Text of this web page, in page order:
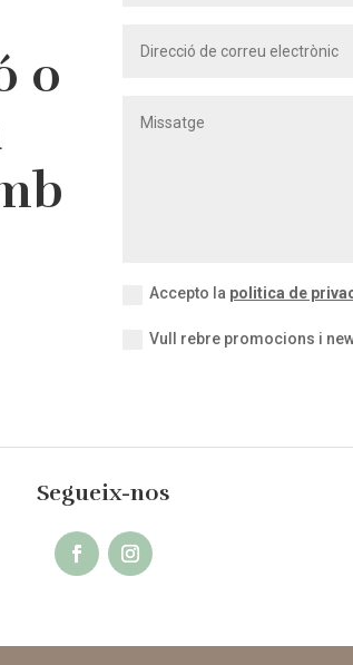
o
Accepto la politica de
Vull rebre promocions i
Segueix-nos